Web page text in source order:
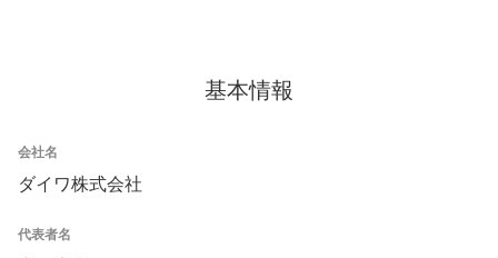
基本情報
会社名
ダイワ株式会社
代表者名